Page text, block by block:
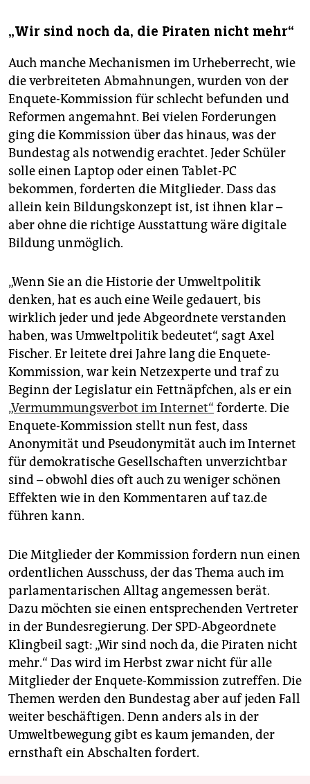
„Wir sind noch da, die Piraten nicht mehr“
Auch manche Mechanismen im Urheberrecht, wie
die verbreiteten Abmahnungen, wurden von der
Enquete-Kommission für schlecht befunden und
Reformen angemahnt. Bei vielen Forderungen
ging die Kommission über das hinaus, was der
Bundestag als notwendig erachtet. Jeder Schüler
solle einen Laptop oder einen Tablet-PC
bekommen, forderten die Mitglieder. Dass das
allein kein Bildungskonzept ist, ist ihnen klar –
aber ohne die richtige Ausstattung wäre digitale
Bildung unmöglich.
„Wenn Sie an die Historie der Umweltpolitik
denken, hat es auch eine Weile gedauert, bis
wirklich jeder und jede Abgeordnete verstanden
haben, was Umweltpolitik bedeutet“, sagt Axel
Fischer. Er leitete drei Jahre lang die Enquete-
Kommission, war kein Netzexperte und traf zu
Beginn der Legislatur ein Fettnäpfchen, als er ein
„Vermummungsverbot im Internet“ forderte. Die
Enquete-Kommission stellt nun fest, dass
Anonymität und Pseudonymität auch im Internet
für demokratische Gesellschaften unverzichtbar
sind – obwohl dies oft auch zu weniger schönen
Effekten wie in den Kommentaren auf taz.de
führen kann.
Die Mitglieder der Kommission fordern nun einen
ordentlichen Ausschuss, der das Thema auch im
parlamentarischen Alltag angemessen berät.
Dazu möchten sie einen entsprechenden Vertreter
in der Bundesregierung. Der SPD-Abgeordnete
Klingbeil sagt: „Wir sind noch da, die Piraten nicht
mehr.“ Das wird im Herbst zwar nicht für alle
Mitglieder der Enquete-Kommission zutreffen. Die
Themen werden den Bundestag aber auf jeden Fall
weiter beschäftigen. Denn anders als in der
Umweltbewegung gibt es kaum jemanden, der
ernsthaft ein Abschalten fordert.